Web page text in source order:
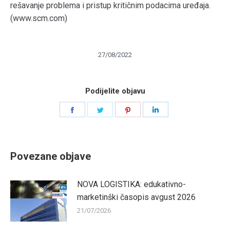
rešavanje problema i pristup kritičnim podacima uređaja.
(www.scm.com)
27/08/2022
Podijelite objavu
Povezane objave
NOVA LOGISTIKA: edukativno-
marketinški časopis avgust 2026
21/07/2026